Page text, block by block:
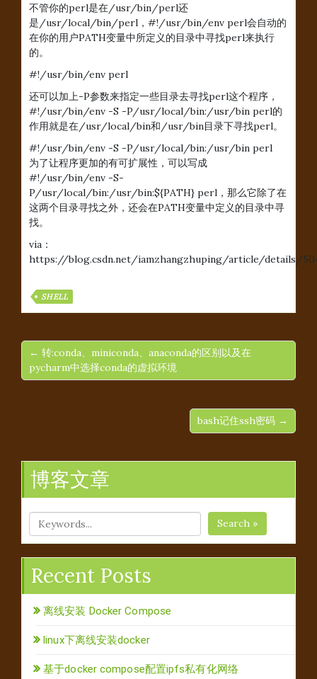
不管你的perl是在/usr/bin/perl还
是/usr/local/bin/perl，#!/usr/bin/env perl会自动的
在你的用户PATH变量中所定义的目录中寻找perl来执行
的。
#!/usr/bin/env perl
还可以加上-P参数来指定一些目录去寻找perl这个程序，
#!/usr/bin/env -S -P/usr/local/bin:/usr/bin perl的
作用就是在/usr/local/bin和/usr/bin目录下寻找perl。
#!/usr/bin/env -S -P/usr/local/bin:/usr/bin perl
为了让程序更加的有可扩展性，可以写成
#!/usr/bin/env -S-
P/usr/local/bin:/usr/bin:${PATH} perl，那么它除了在
这两个目录寻找之外，还会在PATH变量中定义的目录中寻
找。
via：
https://blog.csdn.net/iamzhangzhuping/article/details/
SHELL
← 转:conda、miniconda、anaconda的区别以及在
pycharm中选择conda的虚拟环境
bash记住ssh密码 →
博客文章
Search »
Recent Posts
离线安装 Docker Compose
linux下离线安装docker
基于docker compose配置ipfs私有化网络